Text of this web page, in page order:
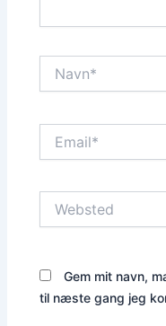
Gem mit navn,
til næste gang jeg